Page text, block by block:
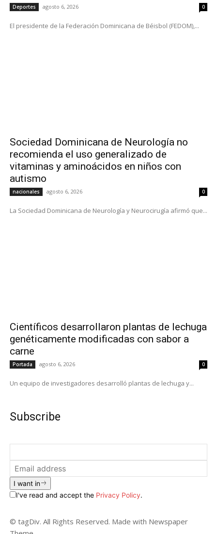
Deportes agosto 6, 2026 0
El presidente de la Federación Dominicana de Béisbol (FEDOM),...
Sociedad Dominicana de Neurología no
recomienda el uso generalizado de
vitaminas y aminoácidos en niños con
autismo
nacionales agosto 6, 2026 0
La Sociedad Dominicana de Neurología y Neurocirugía afirmó que...
Científicos desarrollaron plantas de lechuga
genéticamente modificadas con sabor a
carne
Portada agosto 6, 2026 0
Un equipo de investigadores desarrolló plantas de lechuga y...
Subscribe
I want in
I've read and accept the Privacy Policy.
© tagDiv. All Rights Reserved. Made with Newspaper